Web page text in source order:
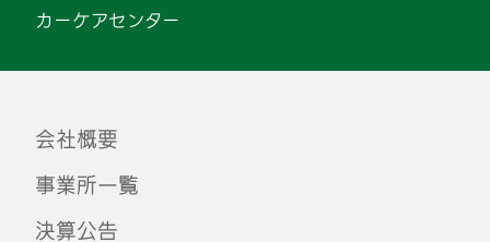
カーケアセンター
会社概要
事業所一覧
決算公告